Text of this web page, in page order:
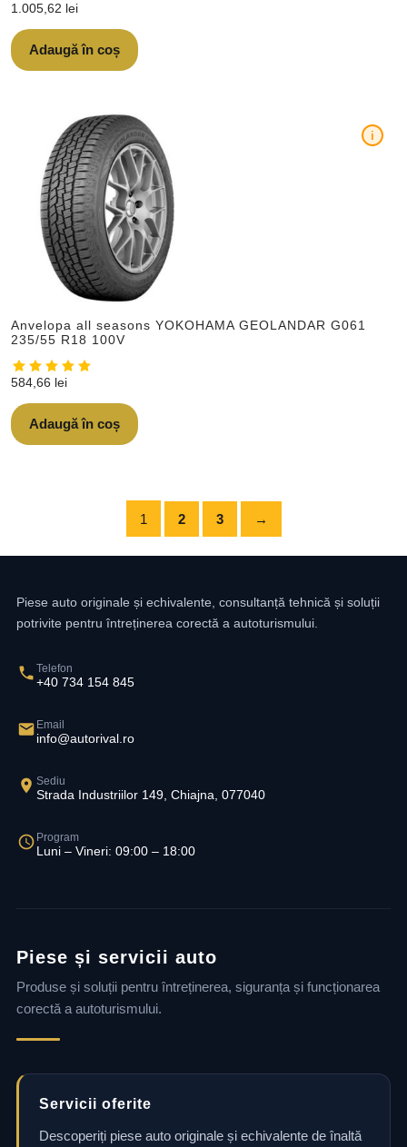
1.005,62 lei
Adaugă în coș
Anvelopa all seasons YOKOHAMA GEOLANDAR G061
235/55 R18 100V
i
584,66 lei
Adaugă în coș
1 2 3 →
Piese auto originale și echivalente, consultanță tehnică și soluții
potrivite pentru întreținerea corectă a autoturismului.
Telefon
+40 734 154 845
Email
info@autorival.ro
Sediu
Strada Industriilor 149, Chiajna, 077040
Program
Luni – Vineri: 09:00 – 18:00
Piese și servicii auto
Produse și soluții pentru întreținerea, siguranța și funcționarea
corectă a autoturismului.
Servicii oferite
Descoperiți piese auto originale și echivalente de înaltă